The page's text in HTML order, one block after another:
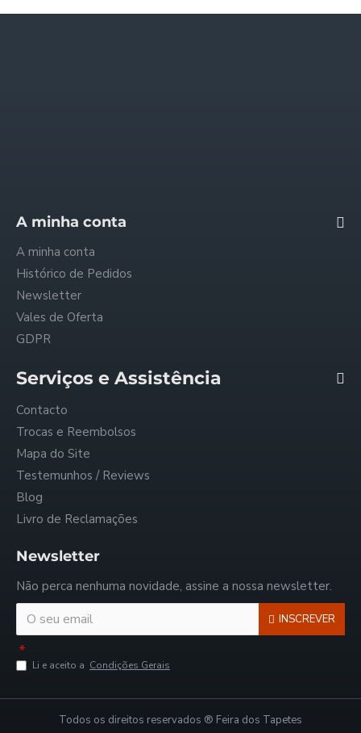
A minha conta
A minha conta
Histórico de Pedidos
Newsletter
Vales de Oferta
GDPR
Serviços e Assistência
Contacto
Trocas e Reembolsos
Mapa do Site
Testemunhos / Reviews
Blog
Livro de Reclamações
Newsletter
Não perca nenhuma novidade, assine a nossa newsletter.
INSCREVER
Li e aceito a Condições Gerais
Todos os direitos reservados ® Feira dos Tapetes